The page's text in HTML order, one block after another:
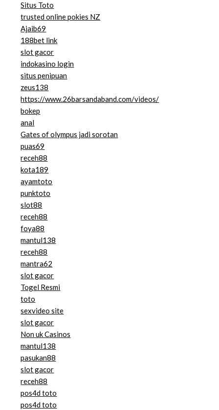
Situs Toto
trusted online pokies NZ
Ajaib69
188bet link
slot gacor
indokasino login
situs penipuan
zeus138
https://www.26barsandaband.com/videos/
bokep
anal
Gates of olympus jadi sorotan
puas69
receh88
kota189
ayamtoto
punktoto
slot88
receh88
foya88
mantul138
receh88
mantra62
slot gacor
Togel Resmi
toto
sexvideo site
slot gacor
Non uk Casinos
mantul138
pasukan88
slot gacor
receh88
pos4d toto
pos4d toto